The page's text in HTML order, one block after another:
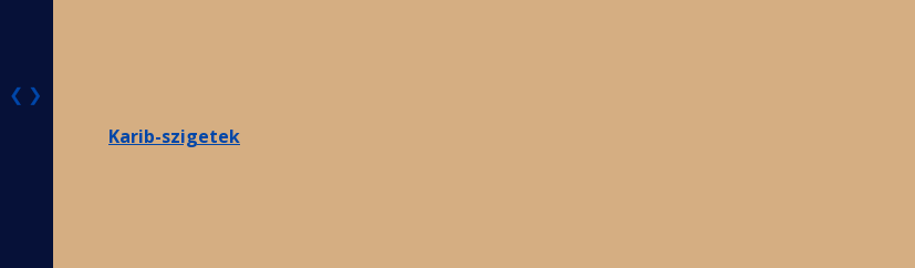
Karib-szigetek
❮ ❯